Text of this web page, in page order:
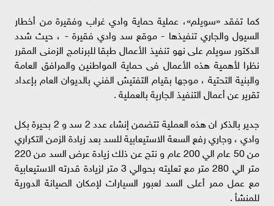
كما تفقد «سويلم»، عملية حماية وادي غراب وفقيرة من أخطار
السيول والجاري تنفيذها - موقع سد وادي فقيرة - ، حيث شدد
الدكتور سويلم على نهو تنفيذ الأعمال طبقا للبرنامج الزمنى المقرر
نظرا لأهمية هذه الأعمال فى حماية المواطنين والمرافق العامة
والبنية التحتية ، موجها بقيام التفتيش الفني بالديوان العام بإعداد
تقرير عن أعمال التنفيذ الجارية بالعملية .
جدير بالذكر ان هذه العملية تتضمن إنشاء عدد 2 سد و 2 بحيرة بكل
وادي ، وجاري رفع السعة الاستيعابية للسد بعد زيادة الزمن التكراري
من 50 عام الي 200 عام و نتج عن ذلك زيادة عرض السد من 220
متر الي 280 متر مع تعليته بحوالي 3 متر لزيادة قدرته الاستيعابية
مع عمل ممر أعلى السد لعبور السيارات لإمكان الصيانة الدورية
للمنشأ .